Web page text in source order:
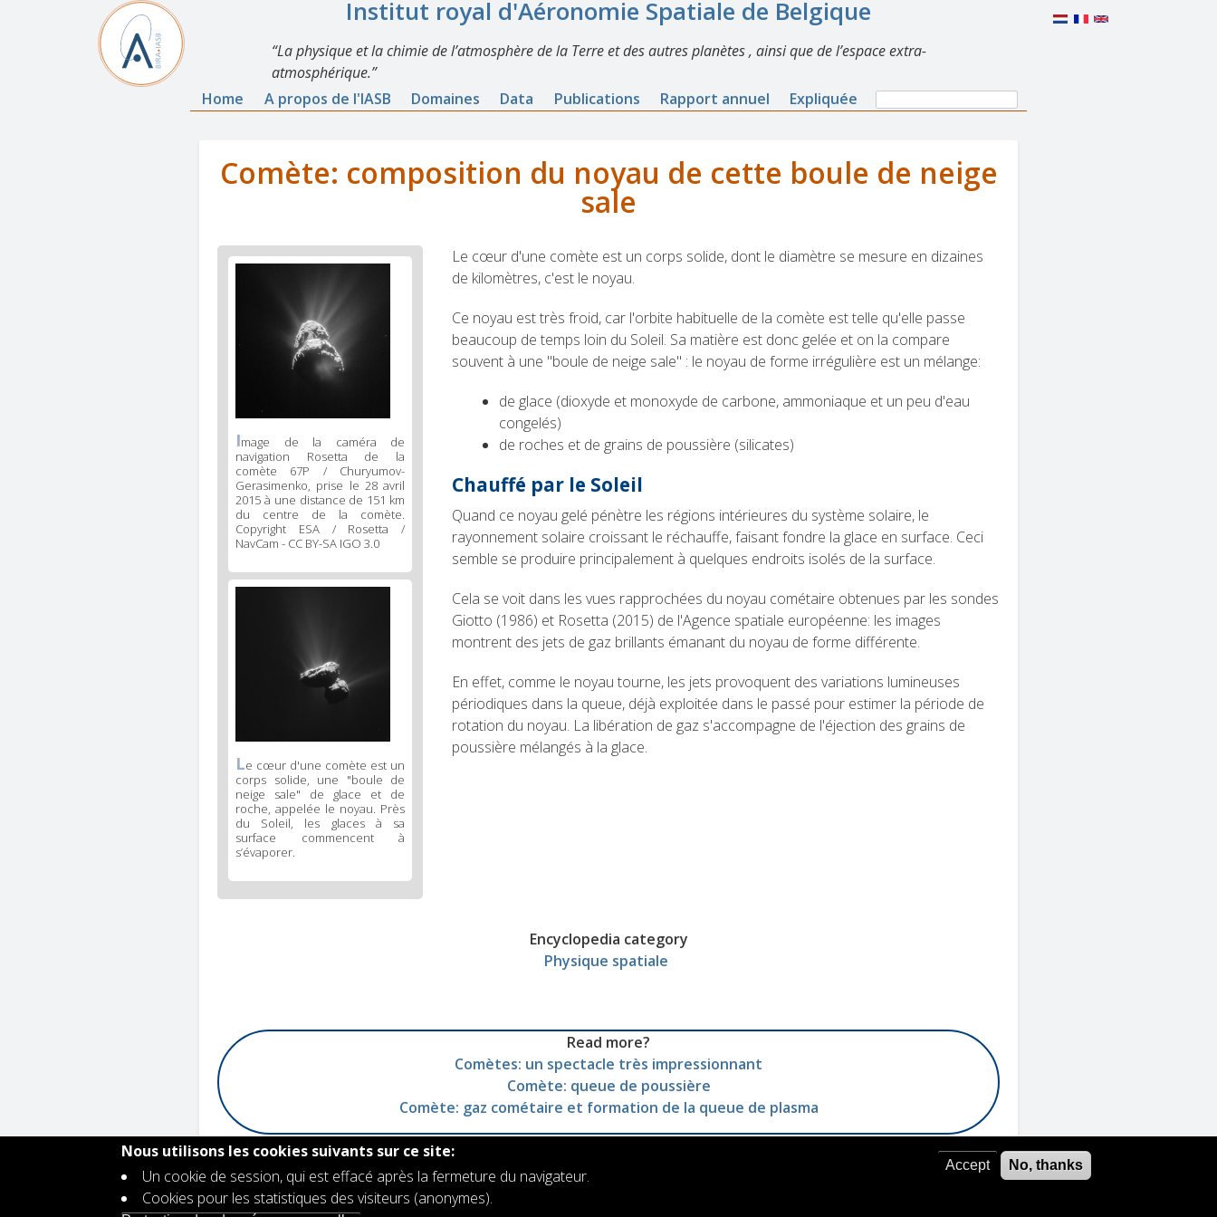
Institut royal d'Aéronomie Spatiale de Belgique
La physique et la chimie de l’atmosphère de la Terre et des autres planètes , ainsi que de l’espace extra-
atmosphérique.
Home
A propos de l'IASB Domaines Data Publications Rapport annuel Expliquée
Search
Search
Comète: composition du noyau de cette boule de neige
sale
Le cœur d'une comète est un corps solide, dont le diamètre se mesure en dizaines
de kilomètres, c'est le noyau.
Ce noyau est très froid, car l'orbite habituelle de la comète est telle qu'elle passe
beaucoup de temps loin du Soleil. Sa matière est donc gelée et on la compare
souvent à une "boule de neige sale" : le noyau de forme irrégulière est un mélange:
de glace (dioxyde et monoxyde de carbone, ammoniaque et un peu d'eau
congelés)
de roches et de grains de poussière (silicates)
Chauffé par le Soleil
Quand ce noyau gelé pénètre les régions intérieures du système solaire, le
rayonnement solaire croissant le réchauffe, faisant fondre la glace en surface. Ceci
semble se produire principalement à quelques endroits isolés de la surface.
Cela se voit dans les vues rapprochées du noyau cométaire obtenues par les sondes
Giotto (1986) et Rosetta (2015) de l'Agence spatiale européenne: les images
montrent des jets de gaz brillants émanant du noyau de forme différente.
En effet, comme le noyau tourne, les jets provoquent des variations lumineuses
périodiques dans la queue, déjà exploitée dans le passé pour estimer la période de
rotation du noyau. La libération de gaz s'accompagne de l'éjection des grains de
poussière mélangés à la glace.
Image de la caméra de
navigation Rosetta de la
comète 67P / Churyumov-
Gerasimenko, prise le 28 avril
2015 à une distance de 151 km
du centre de la comète.
Copyright ESA / Rosetta /
NavCam - CC BY-SA IGO 3.0
Le cœur d'une comète est un
corps solide, une "boule de
neige sale" de glace et de
roche, appelée le noyau. Près
du Soleil, les glaces à sa
surface commencent à
s’évaporer.
Encyclopedia category
Physique spatiale
Read more?
Comètes: un spectacle très impressionnant
Comète: queue de poussière
Comète: gaz cométaire et formation de la queue de plasma
Nous utilisons les cookies suivants sur ce site:
Un cookie de session, qui est effacé après la fermeture du navigateur.
Cookies pour les statistiques des visiteurs (anonymes).
Accept No, thanks